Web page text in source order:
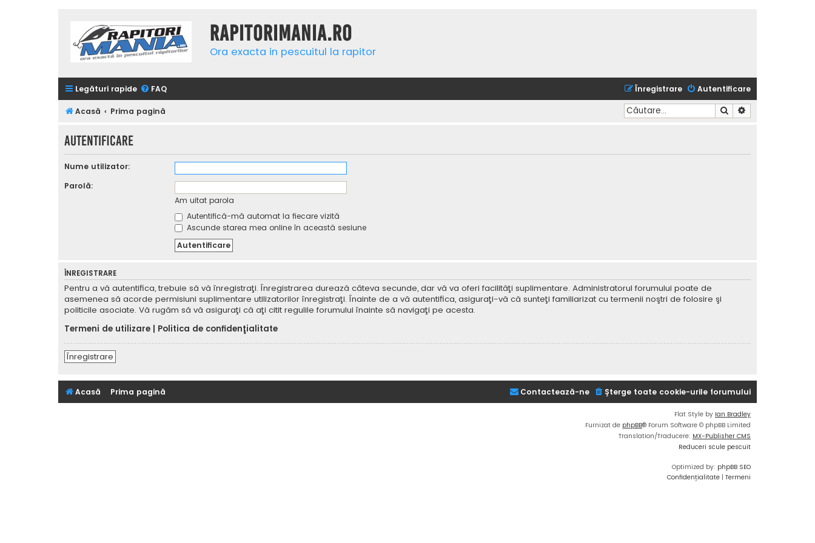
Rapitorimania.ro
Ora exacta in pescuitul la rapitor
Legături rapide FAQ Autentificare
Înregistrare
Acasă Prima pagină Căutare
Autentificare
Nume utilizator:
Parolă:
Am uitat parola
Autentifică-mă automat la fiecare vizită
Ascunde starea mea online în această sesiune
ÎNREGISTRARE
Pentru a vă autentifica, trebuie să vă înregistraţi. Înregistrarea durează câteva secunde, dar vă va oferi facilităţi suplimentare. Administratorul forumului poate de
asemenea să acorde permisiuni suplimentare utilizatorilor înregistraţi. Înainte de a vă autentifica, asiguraţi-vă că sunteţi familiarizat cu termenii noştri de folosire şi
politicile asociate. Vă rugăm să vă asiguraţi că aţi citit regulile forumului înainte să navigaţi pe acesta.
Termeni de utilizare
Politica de confidenţialitate
Înregistrare
Acasă Prima pagină Şterge toate cookie-urile forumului
Contactează-ne
Flat Style by Ian Bradley
Furnizat de phpBB® Forum Software © phpBB Limited
Translation/Traducere: MX-Publisher CMS
Reduceri scule pescuit
Optimized by: phpBB SEO
Confidențialitate | Termeni